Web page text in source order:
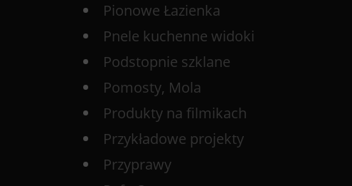
Pionowe Łazienka
Pnele kuchenne widoki
Podstopnie szklane
Pomosty, Mola
Produkty na filmikach
Przykładowe projekty
Przyprawy